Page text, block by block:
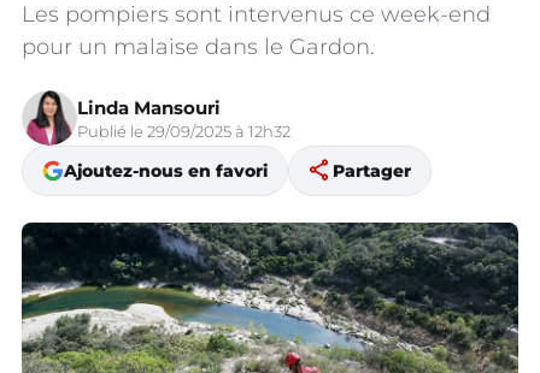
Les pompiers sont intervenus ce week-end
pour un malaise dans le Gardon.
Linda Mansouri
Publié le 29/09/2025 à 12h32
Ajoutez-nous en favori share Partager